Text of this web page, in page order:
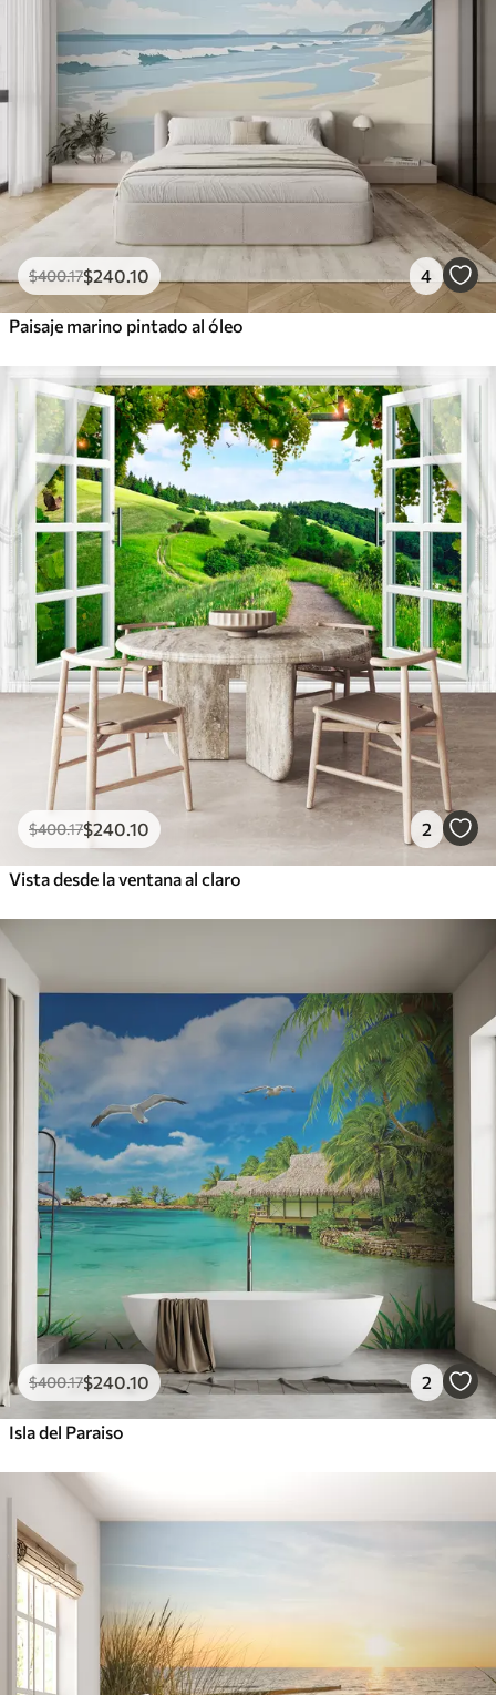
$400.17$240 .10 4
Paisaje marino pintado al óleo
$400.17$240 .10 2
Vista desde la ventana al claro
$400.17$240 .10 2
Isla del Paraiso